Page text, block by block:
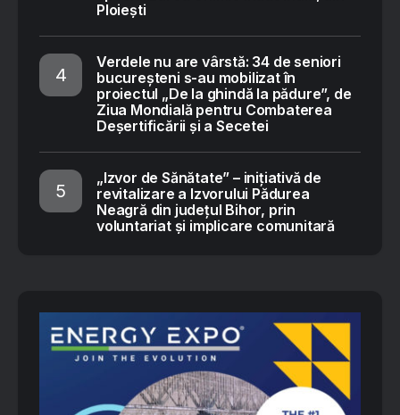
Ploiești
Verdele nu are vârstă: 34 de seniori
bucureșteni s-au mobilizat în
proiectul „De la ghindă la pădure”, de
Ziua Mondială pentru Combaterea
Deșertificării și a Secetei
„Izvor de Sănătate” – inițiativă de
revitalizare a Izvorului Pădurea
Neagră din județul Bihor, prin
voluntariat și implicare comunitară